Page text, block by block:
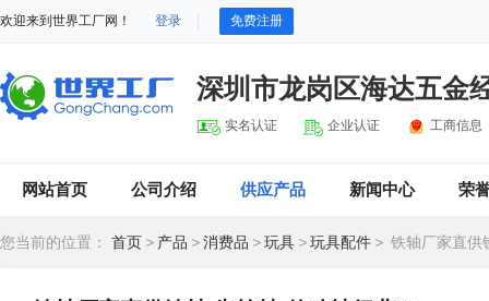
欢迎来到世界工厂网！ 登录 免费注册
深圳市龙岗区海达五金
实名认证 企业认证 工商信息
网站首页 公司介绍 供应产品 新闻中心 荣
您当前的位置： 首页 > 产品 >消费品 >玩具 >玩具配件 > 铁轴厂家直供